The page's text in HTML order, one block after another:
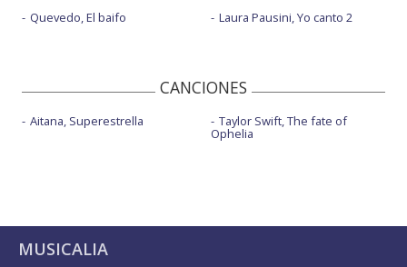
Quevedo, El baifo
Laura Pausini, Yo canto 2
CANCIONES
Aitana, Superestrella Taylor Swift, The fate of
Ophelia
MUSICALIA